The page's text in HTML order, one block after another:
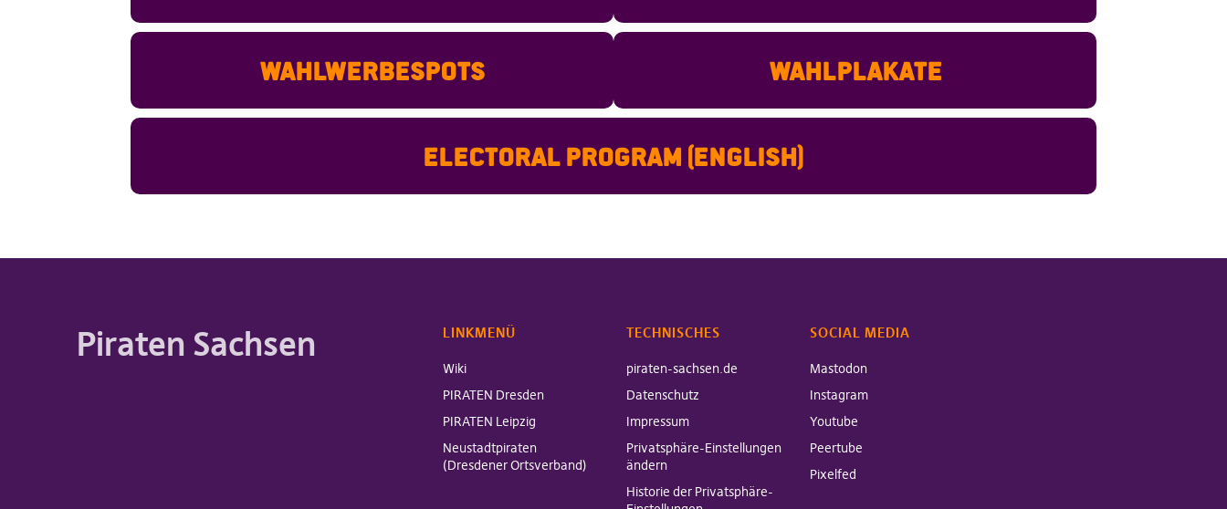
Wahlwerbespots Wahlplakate
Electoral Program (English)
Piraten Sachsen LINKMENÜ
Wiki
PIRATEN Dresden
PIRATEN Leipzig
Neustadtpiraten
(Dresdener Ortsverband)
TECHNISCHES
piraten-sachsen.de
Datenschutz
Impressum
Privatsphäre-Einstellungen
ändern
Historie der Privatsphäre-
SOCIAL MEDIA
Mastodon
Instagram
Youtube
Peertube
Pixelfed